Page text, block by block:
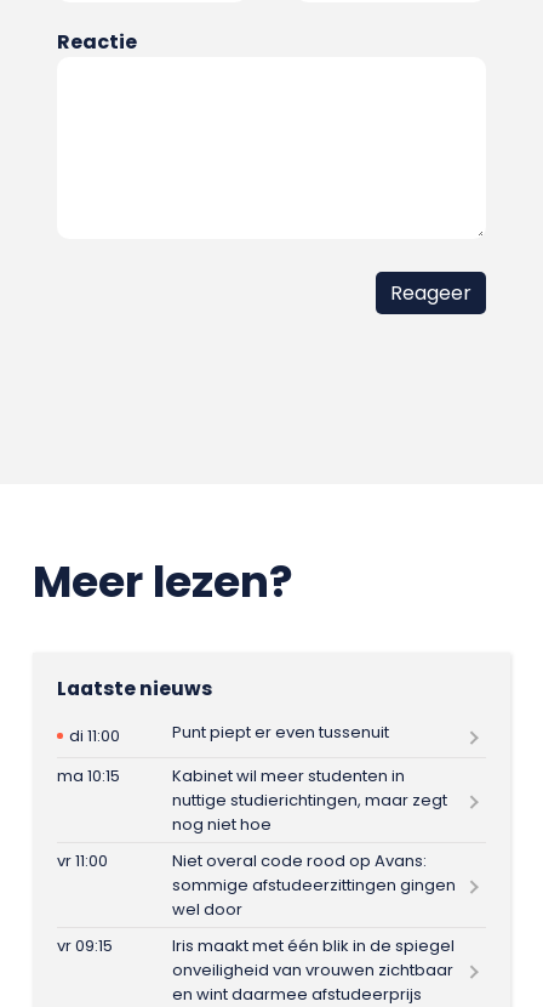
Reactie
Meer lezen?
Laatste nieuws
di 11:00
Punt piept er even tussenuit
ma 10:15
Kabinet wil meer studenten in
nuttige studierichtingen, maar zegt
nog niet hoe
vr 11:00
Niet overal code rood op Avans:
sommige afstudeerzittingen gingen
wel door
vr 09:15
Iris maakt met één blik in de spiegel
onveiligheid van vrouwen zichtbaar
en wint daarmee afstudeerprijs